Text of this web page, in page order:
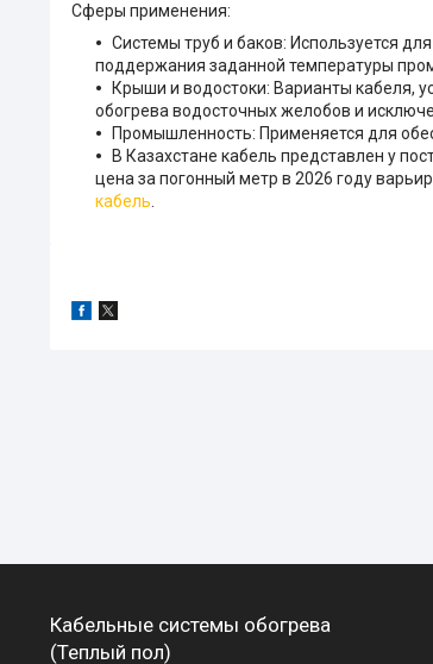
Сферы применения:
Системы труб и баков: Используется
поддержания заданной температуры
Крыши и водостоки: Варианты кабеля,
обогрева водосточных желобов и
Промышленность: Применяется для
В Казахстане кабель представлен у
цена за погонный метр в 2026 году
кабель.
Кабельные системы обогрева
(Теплый пол)